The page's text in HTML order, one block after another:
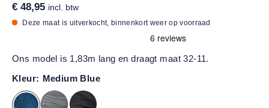
€ 48,95 incl. btw
Deze maat is uitverkocht, binnenkort weer op voorraad
Ons model is 1,83m lang en draagt maat 32-11.
Kleur: Medium Blue